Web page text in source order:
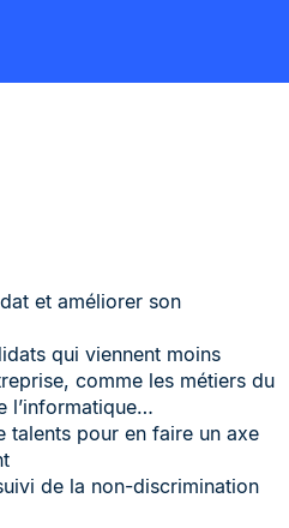
et améliorer son
qui viennent moins
comme les métiers du
l’informatique…
talents pour en faire un axe
de la non-discrimination